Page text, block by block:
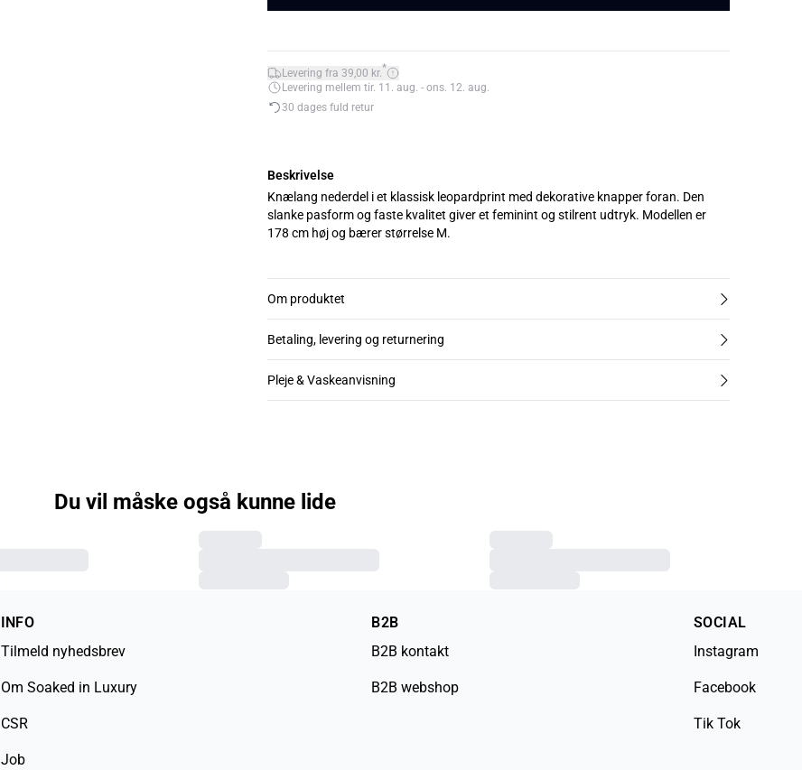
Levering fra 39,00 kr.*
Levering mellem tir. 11. aug. - ons. 12. aug.
30 dages fuld retur
Beskrivelse
Knælang nederdel i et klassisk leopardprint med dekorative knapper foran. Den
slanke pasform og faste kvalitet giver et feminint og stilrent udtryk. Modellen er
178 cm høj og bærer størrelse M.
Om produktet
Betaling, levering og returnering
Pleje & Vaskeanvisning
Du vil måske også kunne lide
INFO
Tilmeld nyhedsbrev
Om Soaked in Luxury
CSR
Job
B2B
B2B kontakt
B2B webshop
SOCIAL
Instagram
Facebook
Tik Tok